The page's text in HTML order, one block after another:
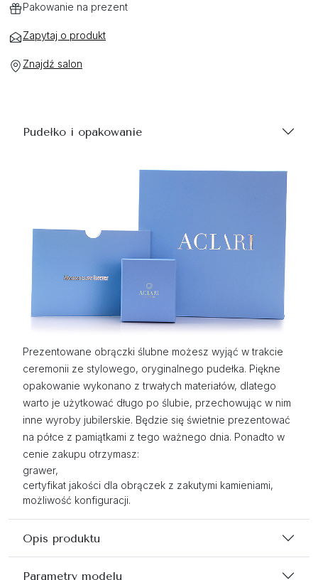
Pakowanie na prezent
Zapytaj o produkt
Znajdź salon
Pudełko i opakowanie
Prezentowane obrączki ślubne możesz wyjąć w trakcie
ceremonii ze stylowego, oryginalnego pudełka. Piękne
opakowanie wykonano z trwałych materiałów, dlatego
warto je użytkować długo po ślubie, przechowując w nim
inne wyroby jubilerskie. Będzie się świetnie prezentować
na półce z pamiątkami z tego ważnego dnia. Ponadto w
cenie zakupu otrzymasz:
grawer,
certyfikat jakości dla obrączek z zakutymi kamieniami,
możliwość konfiguracji.
Opis produktu
Parametry modelu